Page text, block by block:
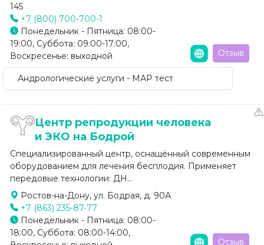
145
+7 (800) 700-700-1
Понедельник - Пятница: 08:00-
19:00, Суббота: 09:00-17:00,
Воскресенье: выходной
Отзыв
Андрологические услуги - МАР тест
Центр репродукции человека
и ЭКО на Бодрой
Специализированный центр, оснащённый современным
оборудованием для лечения бесплодия. Применяет
передовые технологии: ДН...
Ростов-на-Дону, ул. Бодрая, д. 90А
+7 (863) 235-87-77
Понедельник - Пятница: 08:00-
18:00, Суббота: 08:00-14:00,
Отзыв